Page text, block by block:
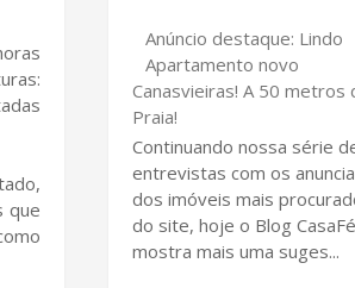
que
Anúncio destaque: Lindo
Apartamento novo
Canasvieiras! A 50 metros
Praia!
Continuando nossa série
entrevistas com os
dos imóveis mais
do site, hoje o Blog
mostra mais uma suges...